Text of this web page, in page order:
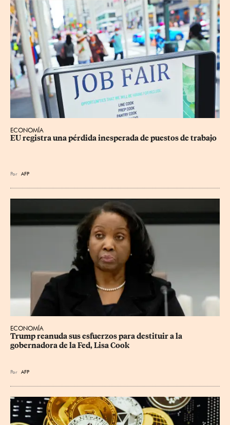
ECONOMÍA
EU registra una pérdida inesperada de puestos de trabajo
Por AFP
ECONOMÍA
Trump reanuda sus esfuerzos para destituir a la
gobernadora de la Fed, Lisa Cook
Por AFP